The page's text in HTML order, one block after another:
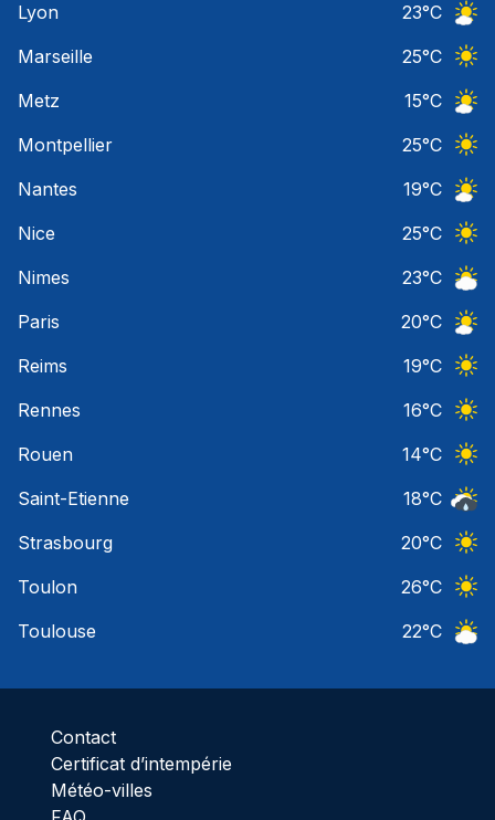
Lyon
23°C
Marseille
25°C
Metz
15°C
Montpellier
25°C
Nantes
19°C
Nice
25°C
Nimes
23°C
Paris
20°C
Reims
19°C
Rennes
16°C
Rouen
14°C
Saint-Etienne
18°C
Strasbourg
20°C
Toulon
26°C
Toulouse
22°C
Contact
Certificat d’intempérie
Météo-villes